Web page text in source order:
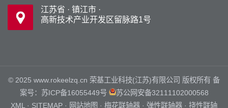
江苏省 · 镇江市 ·
高新技术产业开发区留脉路1号
© 2025 www.rokeelzq.cn 荣基工业科技(江苏)有限公司 版权所有 备
案号： 苏ICP备16055449号
苏公网安备32111102000568
XML · SITEMAP · 网站地图 · 梅花联轴器 · 弹性联轴器 · 挠性联轴